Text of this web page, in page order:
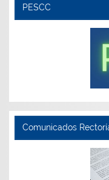
PESCC
Comunicados